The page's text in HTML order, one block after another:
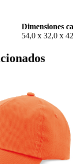
Dimensiones
54,0 x 32,0 x